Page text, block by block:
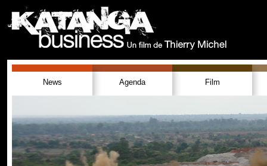
News Agenda Film